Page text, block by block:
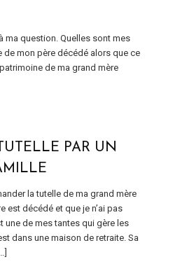
ma question. Quelles sont mes
mon père décédé alors que ce
de ma grand mère
PAR UN
la tutelle de ma grand mère
est décédé et que je n’ai pas
une de mes tantes qui gère les
dans une maison de retraite. Sa